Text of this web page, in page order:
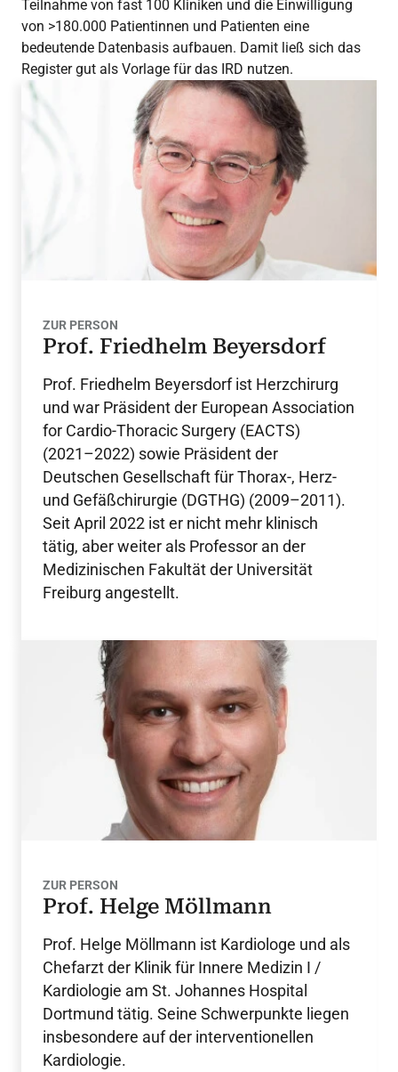
Teilnahme von fast 100 Kliniken und die Einwilligung
von >180.000 Patientinnen und Patienten eine
bedeutende Datenbasis aufbauen. Damit ließ sich das
Register gut als Vorlage für das IRD nutzen.
ZUR PERSON
Prof. Friedhelm Beyersdorf
Prof. Friedhelm Beyersdorf ist Herzchirurg
und war Präsident der European Association
for Cardio-Thoracic Surgery (EACTS)
(2021–2022) sowie Präsident der
Deutschen Gesellschaft für Thorax-, Herz-
und Gefäßchirurgie (DGTHG) (2009–2011).
Seit April 2022 ist er nicht mehr klinisch
tätig, aber weiter als Professor an der
Medizinischen Fakultät der Universität
Freiburg angestellt.
ZUR PERSON
Prof. Helge Möllmann
Prof. Helge Möllmann ist Kardiologe und als
Chefarzt der Klinik für Innere Medizin I /
Kardiologie am St. Johannes Hospital
Dortmund tätig. Seine Schwerpunkte liegen
insbesondere auf der interventionellen
Kardiologie.